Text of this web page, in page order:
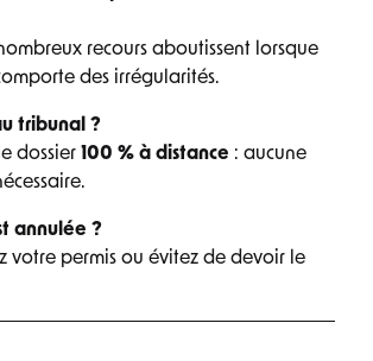
recours aboutissent lorsque
des irrégularités.
tribunal ?
dossier 100 % à distance : aucune
annulée ?
votre permis ou évitez de devoir le